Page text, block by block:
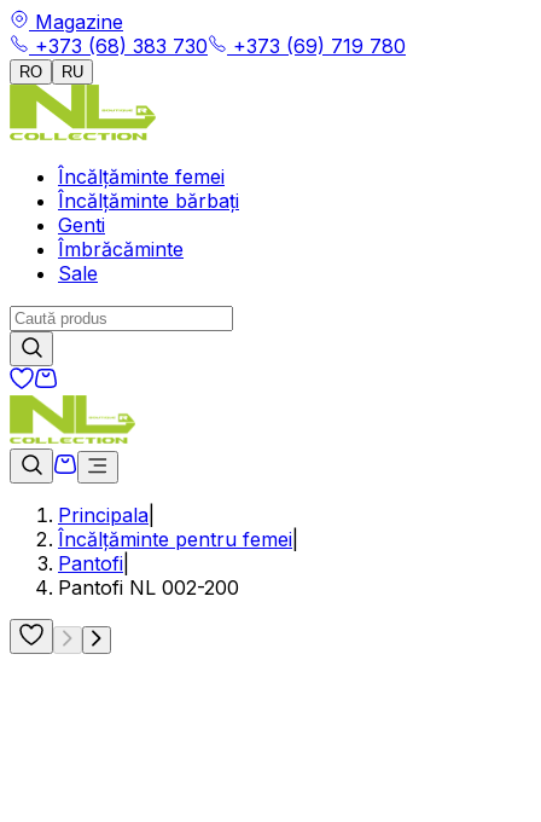
Magazine
+373 (68) 383 730
+373 (69) 719 780
RO RU
Încălțăminte femei
Încălțăminte bărbați
Genti
Îmbrăcăminte
Sale
Principala
Încălțăminte pentru femei
Pantofi
Pantofi NL 002-200